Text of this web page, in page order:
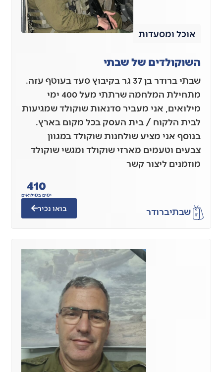
אוכל ומסעדות
השוקולדים של שבתי
שבתי ברודר בן 37 גר בקיבוץ סעד בעוטף עזה.
מתחילת המלחמה שרתתי מעל 400 ימי
מילואים, אני מעביר סדנאות שוקולד שמגיעות
לבית הלקוח / בית העסק בכל מקום בארץ.
בנוסף אני מציע שולחנות שוקולד במגוון
צבעים וטעמים מארזי שוקולד ומגשי שוקולד
מוזמנים ליצור קשר
שבתיברודר
ימים במילואים
410
בואו נכיר